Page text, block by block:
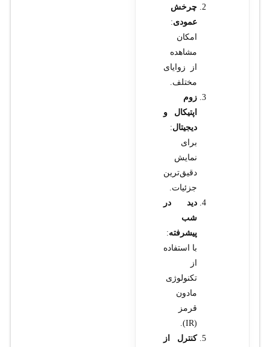
چرخش
عمودی:
امکان
مشاهده
از زوایای
مختلف.
زوم
اپتیکال و
دیجیتال:
برای
نمایش
دقیق‌ترین
جزئیات.
دید در
شب
پیشرفته:
با استفاده
از
تکنولوژی
مادون
قرمز
(IR).
کنترل از